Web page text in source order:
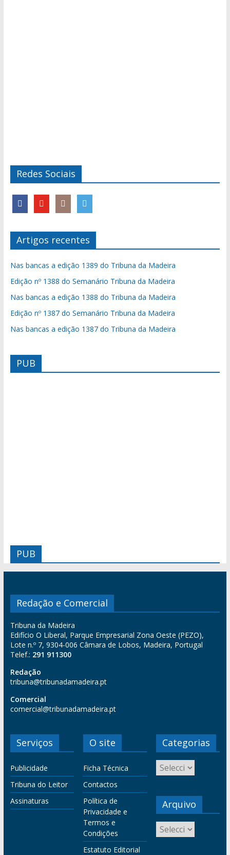
Redes Sociais
Artigos recentes
Nas bancas a edição 1389 do Tribuna da Madeira
Edição nº 1388 do Semanário Tribuna da Madeira
Nas bancas a edição 1388 do Tribuna da Madeira
Edição nº 1387 do Semanário Tribuna da Madeira
Nas bancas a edição 1387 do Tribuna da Madeira
PUB
PUB
Redação e Comercial
Tribuna da Madeira
Edifício O Liberal, Parque Empresarial Zona Oeste (PEZO),
Lote n.º 7, 9304-006 Câmara de Lobos, Madeira, Portugal
Telef.: 291 911300
Redação
tribuna@tribunadamadeira.pt
Comercial
comercial@tribunadamadeira.pt
Serviços
Publicidade
Tribuna do Leitor
Assinaturas
O site
Ficha Técnica
Contactos
Política de
Privacidade e
Termos e
Condições
Estatuto Editorial
Categorias
Arquivo